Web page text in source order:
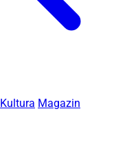
Kultura Magazin